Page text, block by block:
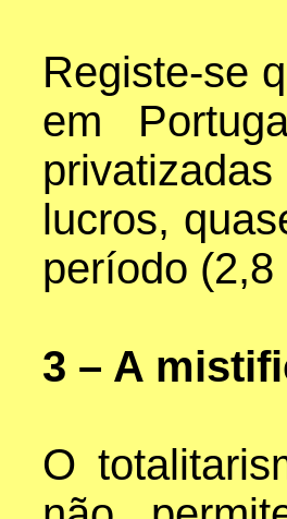
Registe-se
em
lucros,
período
3 – A
O